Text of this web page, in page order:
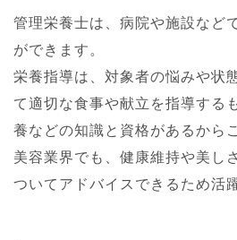
管理栄養士は、病院や施設など
ができます。
栄養指導は、対象者の悩みや状
て適切な食事や献立を指導する
養などの知識と資格があるから
美容業界でも、健康維持や美し
ついてアドバイスできるため活